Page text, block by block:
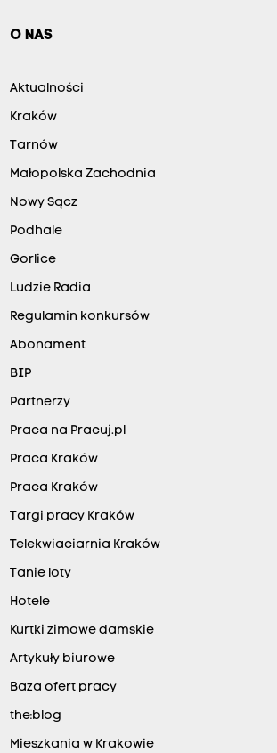
O NAS
Aktualności
Kraków
Tarnów
Małopolska Zachodnia
Nowy Sącz
Podhale
Gorlice
Ludzie Radia
Regulamin konkursów
Abonament
BIP
Partnerzy
Praca na Pracuj.pl
Praca Kraków
Praca Kraków
Targi pracy Kraków
Telekwiaciarnia Kraków
Tanie loty
Hotele
Kurtki zimowe damskie
Artykuły biurowe
Baza ofert pracy
the:blog
Mieszkania w Krakowie